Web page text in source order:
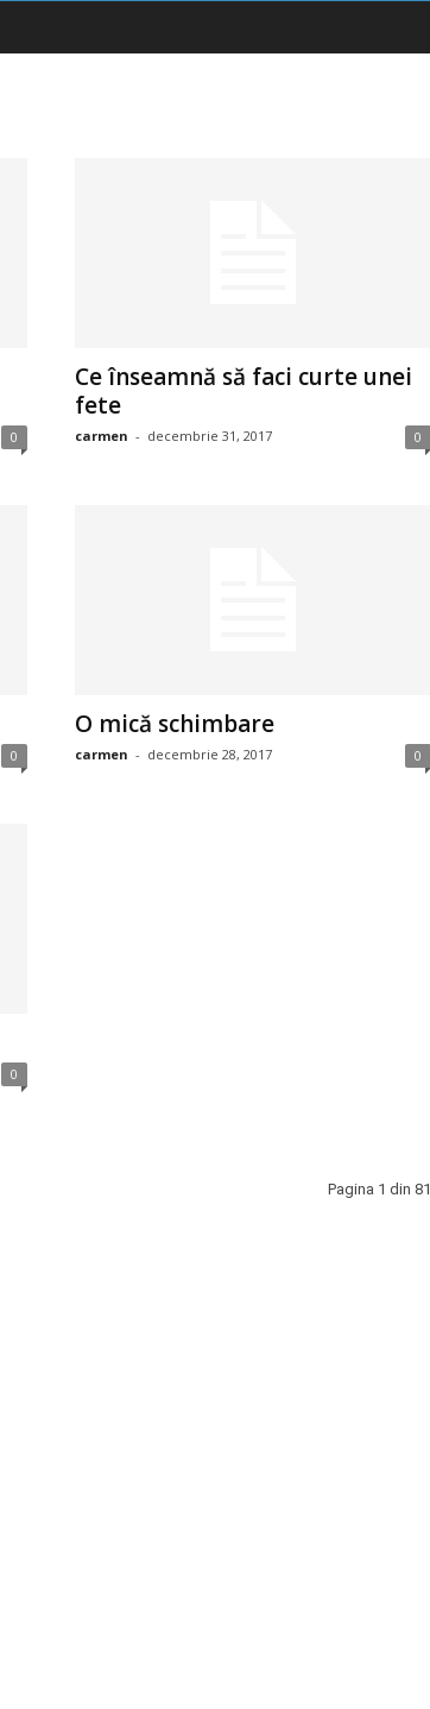
0
Ce înseamnă să faci curte unei
fete
carmen - decembrie 31, 2017 0
0
O mică schimbare
carmen - decembrie 28, 2017 0
0
Pagina 1 din 81